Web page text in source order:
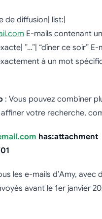
de diffusion| list:|
E-mails contenant
”…”| “dîner ce soir” E-
à un mot
: Vous pouvez combiner
votre recherche,
has:attachment
les e-mails d’Amy, avec
avant le 1er janvier